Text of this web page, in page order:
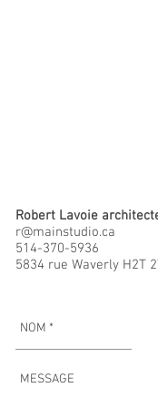
Robert Lavoie
r@mainstudio.ca
514-370-5936
5834 rue Waverly H2T